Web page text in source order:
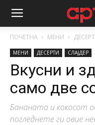
ПОЧЕТНА МЕНИ
МЕНИ ДЕСЕРТИ СЛАЈДЕР
Вкусни и
само две
Бананата и кокосот
погледнете ги овие